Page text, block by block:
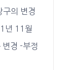
구의 변경
년 11월
경 -부정